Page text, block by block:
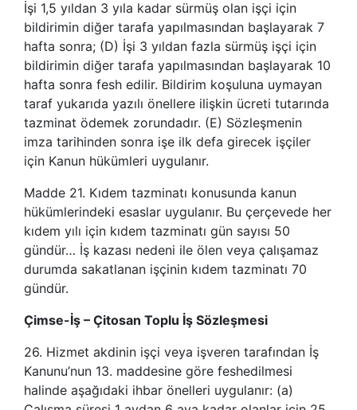
İşi 1,5 yıldan 3 yıla kadar sürmüş olan işçi için
bildirimin diğer tarafa yapılmasından başlayarak 7
hafta sonra; (D) İşi 3 yıldan fazla sürmüş işçi için
bildirimin diğer tarafa yapılmasından başlayarak 10
hafta sonra fesh edilir. Bildirim koşuluna uymayan
taraf yukarıda yazılı önellere ilişkin ücreti tutarında
tazminat ödemek zorundadır. (E) Sözleşmenin
imza tarihinden sonra işe ilk defa girecek işçiler
için Kanun hükümleri uygulanır.
Madde 21. Kıdem tazminatı konusunda kanun
hükümlerindeki esaslar uygulanır. Bu çerçevede her
kıdem yılı için kıdem tazminatı gün sayısı 50
gündür… İş kazası nedeni ile ölen veya çalışamaz
durumda sakatlanan işçinin kıdem tazminatı 70
gündür.
Çimse-İş – Çitosan Toplu İş Sözleşmesi
26. Hizmet akdinin işçi veya işveren tarafından İş
Kanunu’nun 13. maddesine göre feshedilmesi
halinde aşağıdaki ihbar önelleri uygulanır: (a)